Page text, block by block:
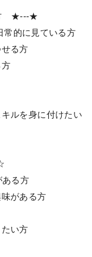
★---★
常的に見ている方
る方
方
ルを身に付けたい
ある方
がある方
い方